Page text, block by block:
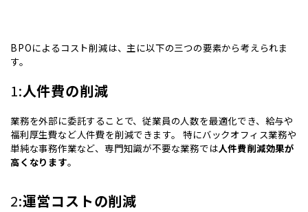
BPOによるコスト削減は、主に以下の三つの要素から考えられま
す。
1:人件費の削減
業務を外部に委託することで、従業員の人数を最適化でき、給与や
福利厚生費など人件費を削減できます。 特にバックオフィス業務や
単純な事務作業など、専門知識が不要な業務では人件費削減効果が
高くなります。
2:運営コストの削減